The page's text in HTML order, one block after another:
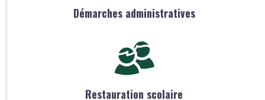
Démarches administratives
Restauration scolaire